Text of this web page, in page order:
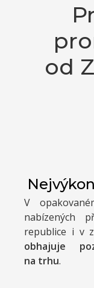
od
V
nabízených
republice i v
obhajuje
na trhu.